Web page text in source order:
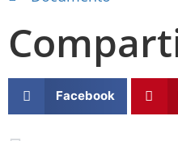
Facebook